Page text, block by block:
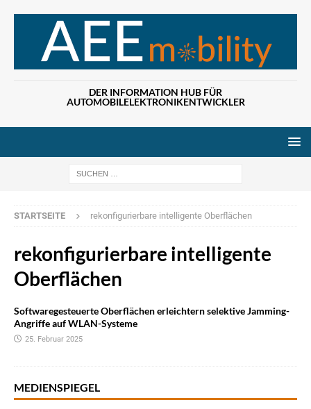
DER INFORMATION HUB FÜR
AUTOMOBILELEKTRONIKENTWICKLER
STARTSEITE rekonfigurierbare intelligente Oberflächen
rekonfigurierbare intelligente
Oberflächen
Softwaregesteuerte Oberflächen erleichtern selektive Jamming-
Angriffe auf WLAN-Systeme
25. Februar 2025
MEDIENSPIEGEL